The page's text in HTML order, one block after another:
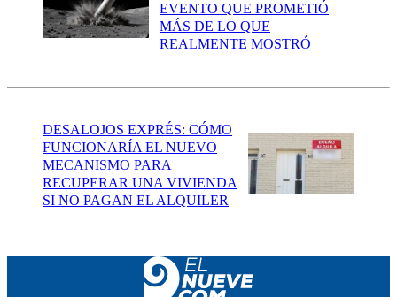
EVENTO QUE PROMETIÓ
MÁS DE LO QUE
REALMENTE MOSTRÓ
DESALOJOS EXPRÉS: CÓMO
FUNCIONARÍA EL NUEVO
MECANISMO PARA
RECUPERAR UNA VIVIENDA
SI NO PAGAN EL ALQUILER